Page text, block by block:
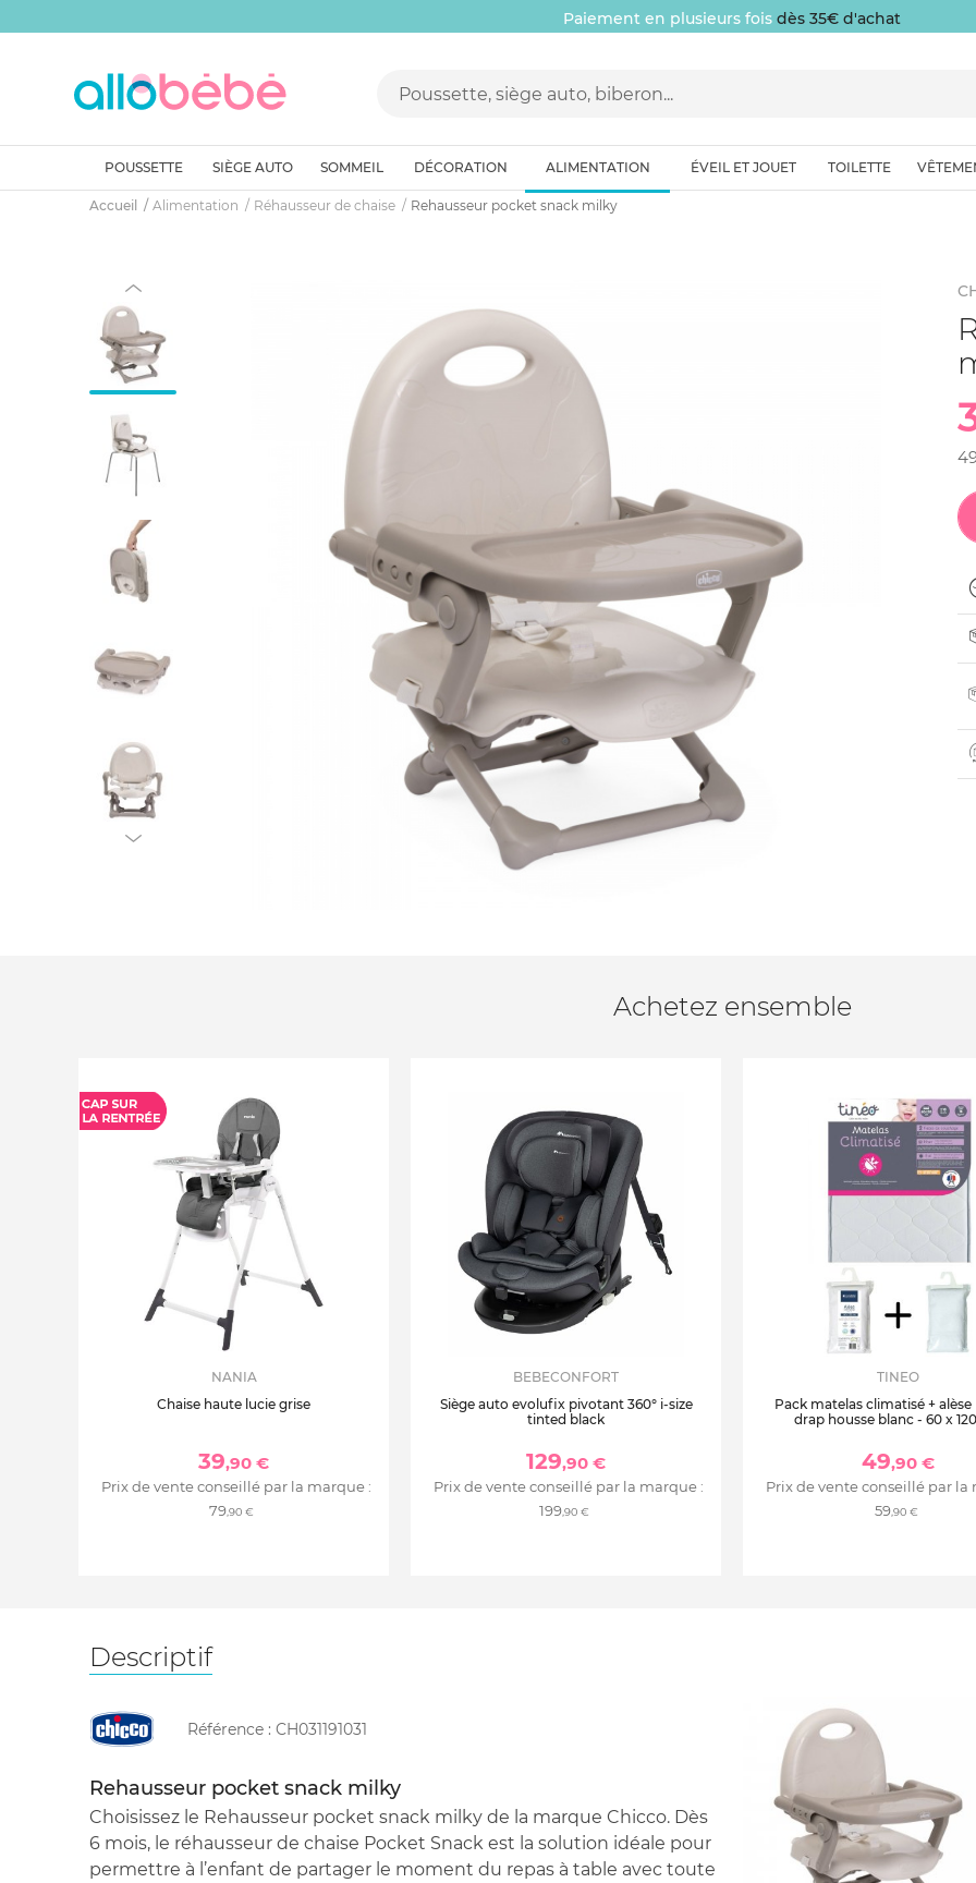
Paiement en plusieurs fois dès 35€ d'achat
POUSSETTE SIÈGE AUTO SOMMEIL DÉCORATION ALIMENTATION ÉVEIL ET JOUET TOILETTE
Accueil Alimentation Réhausseur de chaise Rehausseur pocket snack milky
Achetez ensemble
NANIA
Chaise haute lucie grise
39,90 €
Prix de vente conseillé par la marque :
79,90 €
BEBECONFORT
Siège auto evolufix pivotant 360° i-size
tinted black
129,90 €
Prix de vente conseillé par la marque :
199,90 €
TINEO
Pack matelas climatisé + alèse
drap housse blanc - 60 x
49,90 €
Prix de vente conseillé par la
59,90 €
Descriptif
Référence : CH031191031
Rehausseur pocket snack milky
Choisissez le Rehausseur pocket snack milky de la marque Chicco. Dès
6 mois, le réhausseur de chaise Pocket Snack est la solution idéale pour
permettre à l’enfant de partager le moment du repas à table avec toute